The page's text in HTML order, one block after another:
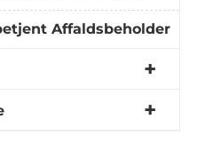
Affaldsbeholder